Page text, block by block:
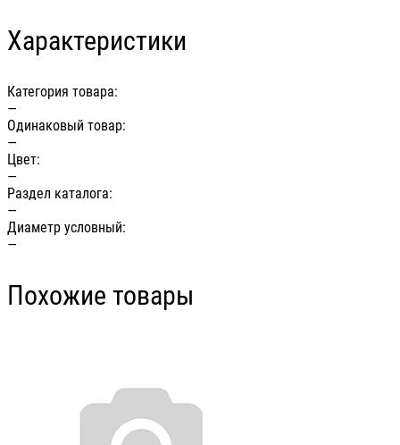
Характеристики
Категория товара:
—
Одинаковый товар:
—
Цвет:
—
Раздел каталога:
—
Диаметр условный:
—
Похожие товары